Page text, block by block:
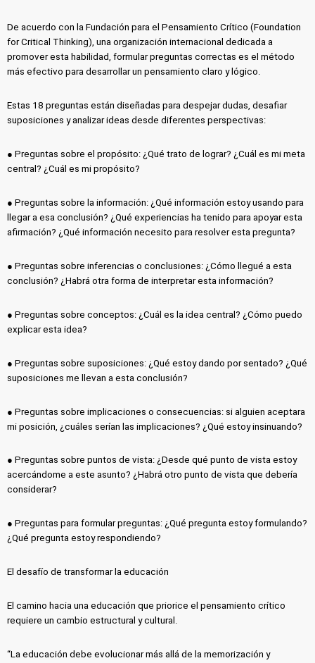
De acuerdo con la Fundación para el Pensamiento Crítico (Foundation
for Critical Thinking), una organización internacional dedicada a
promover esta habilidad, formular preguntas correctas es el método
más efectivo para desarrollar un pensamiento claro y lógico.
Estas 18 preguntas están diseñadas para despejar dudas, desafiar
suposiciones y analizar ideas desde diferentes perspectivas:
● Preguntas sobre el propósito: ¿Qué trato de lograr? ¿Cuál es mi meta
central? ¿Cuál es mi propósito?
● Preguntas sobre la información: ¿Qué información estoy usando para
llegar a esa conclusión? ¿Qué experiencias ha tenido para apoyar esta
afirmación? ¿Qué información necesito para resolver esta pregunta?
● Preguntas sobre inferencias o conclusiones: ¿Cómo llegué a esta
conclusión? ¿Habrá otra forma de interpretar esta información?
● Preguntas sobre conceptos: ¿Cuál es la idea central? ¿Cómo puedo
explicar esta idea?
● Preguntas sobre suposiciones: ¿Qué estoy dando por sentado? ¿Qué
suposiciones me llevan a esta conclusión?
● Preguntas sobre implicaciones o consecuencias: si alguien aceptara
mi posición, ¿cuáles serían las implicaciones? ¿Qué estoy insinuando?
● Preguntas sobre puntos de vista: ¿Desde qué punto de vista estoy
acercándome a este asunto? ¿Habrá otro punto de vista que debería
considerar?
● Preguntas para formular preguntas: ¿Qué pregunta estoy formulando?
¿Qué pregunta estoy respondiendo?
El desafío de transformar la educación
El camino hacia una educación que priorice el pensamiento crítico
requiere un cambio estructural y cultural.
“La educación debe evolucionar más allá de la memorización y